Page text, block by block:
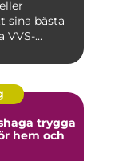
sina bästa
VVS-
trygga
hem och